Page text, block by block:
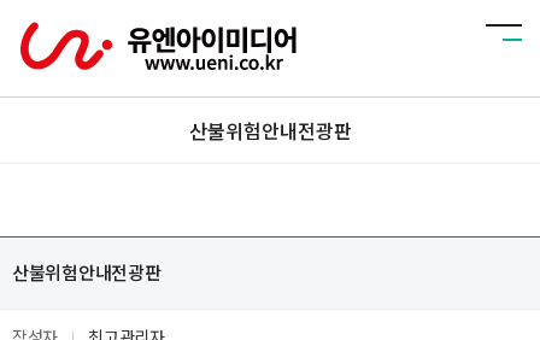
산불위험안내전광판
산불위험안내전광판